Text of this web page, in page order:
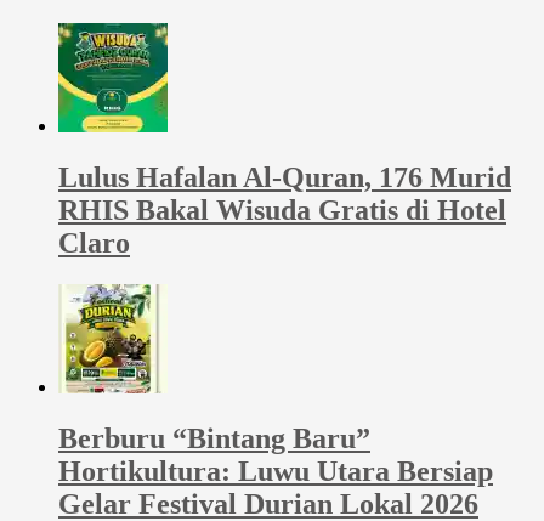
Lulus Hafalan Al-Quran, 176 Murid
RHIS Bakal Wisuda Gratis di Hotel
Claro
Berburu “Bintang Baru”
Hortikultura: Luwu Utara Bersiap
Gelar Festival Durian Lokal 2026